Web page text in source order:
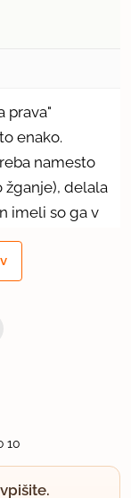
prava"
enako.
namesto
žganje), delala
imeli so ga v
jaz navadno
Dolomitih). V
z rumom je
se ne sme
10